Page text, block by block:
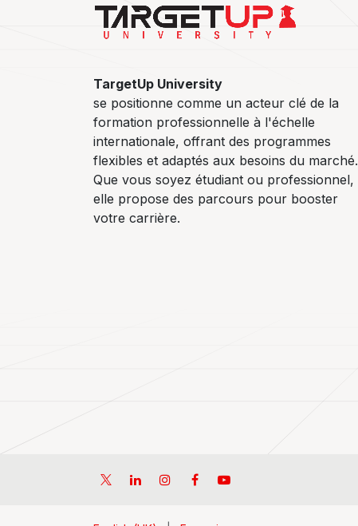
TargetUp University
se positionne comme un acteur clé de la
formation professionnelle à l'échelle
internationale, offrant des programmes
flexibles et adaptés aux besoins du marché.
Que vous soyez étudiant ou professionnel,
elle propose des parcours pour booster
votre carrière.